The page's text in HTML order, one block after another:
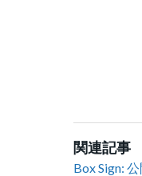
関連記事
Box Sign: